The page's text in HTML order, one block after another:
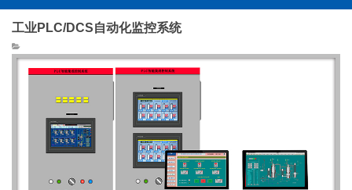
工业PLC/DCS自动化监控系统